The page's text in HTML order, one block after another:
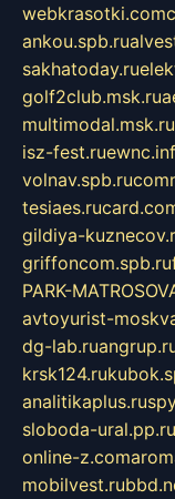
webkrasotki.com
ankou.spb.ru
sakhatoday.ru
golf2club.msk.ru
multimodal.msk.ru
isz-fest.ru
volnav.spb.ru
tesiaes.ru
gildiya-
griffoncom.spb.ru
PARK-
avtoyurist-
dg-lab.ru
krsk124.ru
analitikaplus.ru
sloboda-ural.pp.ru
online-z.com
mobilvest.ru